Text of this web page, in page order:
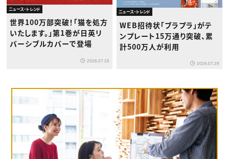
ニュース・トレンド
世界100万部突破！「猫を処方
いたします。」第1巻が日英リ
バーシブルカバーで登場
2026.07.28
ニュース・トレンド
WEB招待状「ブラプラ」がテ
ンプレート15万通り突破、累
計500万人が利用
2026.07.29